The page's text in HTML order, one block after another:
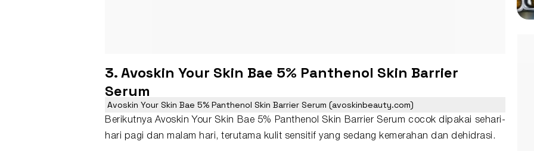
3. Avoskin Your Skin Bae 5% Panthenol Skin Barrier
Serum
Avoskin Your Skin Bae 5% Panthenol Skin Barrier Serum (avoskinbeauty.com)
Berikutnya Avoskin Your Skin Bae 5% Panthenol Skin Barrier Serum cocok dipakai sehari-
hari pagi dan malam hari, terutama kulit sensitif yang sedang kemerahan dan dehidrasi.